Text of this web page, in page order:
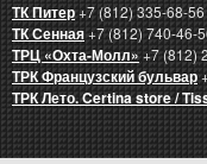
ТК Питер+7 (812) 335-68-56
ТК Сенная+7 (812) 740-46-
ТРЦ «Охта-Молл»+7 (812)
ТРК Французский бульвар
ТРК Лето. Certina store /